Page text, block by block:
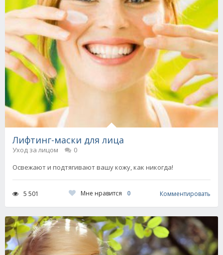
Лифтинг-маски для лица
Уход за лицом
0
Освежают и подтягивают вашу кожу, как никогда!
5 501 Мне нравится 0 Комментировать